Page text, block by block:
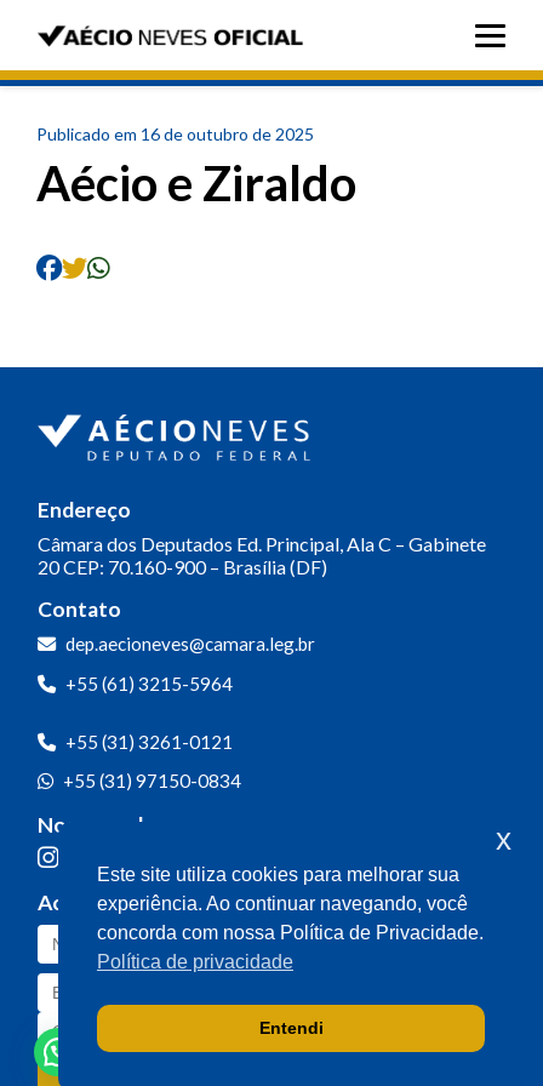
Publicado em 16 de outubro de 2025
Aécio e Ziraldo
Endereço
Câmara dos Deputados Ed. Principal, Ala C – Gabinete
20CEP: 70.160-900 – Brasília (DF)
Contato
dep.aecioneves@camara.leg.br
+55 (61) 3215-5964
+55 (31) 3261-0121
+55 (31) 97150-0834
Nossas redes
Acompanhe o meu mandato
Este site utiliza cookies para melhorar sua
experiência. Ao continuar navegando, você
concorda com nossa Política de Privacidade.
Política de privacidade
Entendi
x